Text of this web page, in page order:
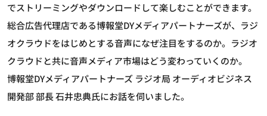
でストリーミングやダウンロードして楽しむことができます。
総合広告代理店である博報堂DYメディアパートナーズが、ラジ
オクラウドをはじめとする音声になぜ注目をするのか。ラジオ
クラウドと共に音声メディア市場はどう変わっていくのか。
博報堂DYメディアパートナーズ ラジオ局 オーディオビジネス
開発部 部長 石井忠典氏にお話を伺いました。